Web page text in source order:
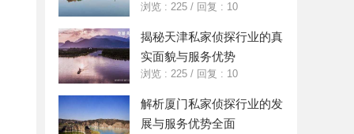
浏览 : 225 / 回复 : 10
揭秘天津私家侦探行业的真
实面貌与服务优势
浏览 : 225 / 回复 : 10
解析厦门私家侦探行业的发
展与服务优势全面